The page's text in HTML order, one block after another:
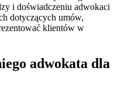
i doświadczeniu adwokaci
dotyczących umów,
klientów w
adwokata dla